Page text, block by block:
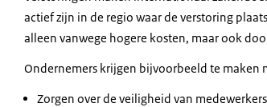
actief zijn in de regio waar de verstoring
alleen vanwege hogere kosten, maar ook
Ondernemers krijgen bijvoorbeeld te maken
Zorgen over de veiligheid van